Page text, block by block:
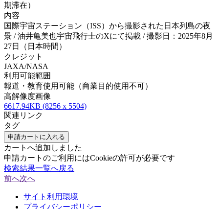
期滞在）
内容
国際宇宙ステーション（ISS）から撮影された日本列島の夜
景 / 油井亀美也宇宙飛行士のXにて掲載 / 撮影日：2025年8月
27日（日本時間）
クレジット
JAXA/NASA
利用可能範囲
報道・教育使用可能（商業目的使用不可）
高解像度画像
6617.94KB (8256 x 5504)
関連リンク
タグ
申請カートに入れる
カートへ追加しました
申請カートのご利用にはCookieの許可が必要です
検索結果一覧へ戻る
前へ次へ
サイト利用環境
プライバシーポリシー